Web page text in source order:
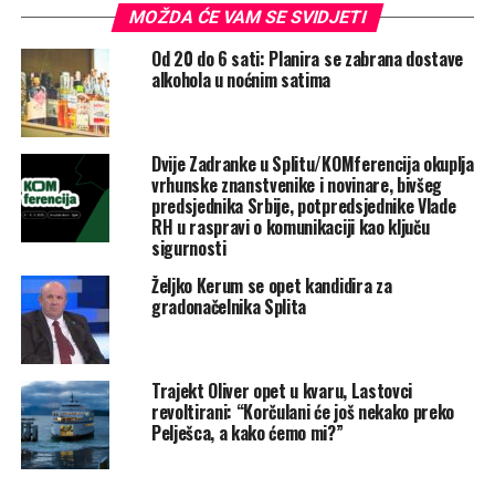
područnog ureda UNDP-a Split.
Rate this item: Submit Rating
No votes yet.
POVEZANE TEME : AMBASADOR
DALMATINSKA OBALA
DOBRA VOLJA
DRAGOJEVIC OLIVER
SPLIT
UJEDINJENI NARODI
Dvojica bivših članova uprave HAC-a zadržani u
dvodnevnom pritvoru
NE PROPUSTITE
Svijet ismijava njemačkog ministra vanjskih poslova
MOŽDA ĆE VAM SE SVIDJETI
Od 20 do 6 sati: Planira se zabrana dostave
alkohola u noćnim satima
Dvije Zadranke u Splitu/KOMferencija okuplja
vrhunske znanstvenike i novinare, bivšeg
predsjednika Srbije, potpredsjednike Vlade
RH u raspravi o komunikaciji kao ključu
sigurnosti
Željko Kerum se opet kandidira za
gradonačelnika Splita
Trajekt Oliver opet u kvaru, Lastovci
revoltirani: “Korčulani će još nekako preko
Pelješca, a kako ćemo mi?”